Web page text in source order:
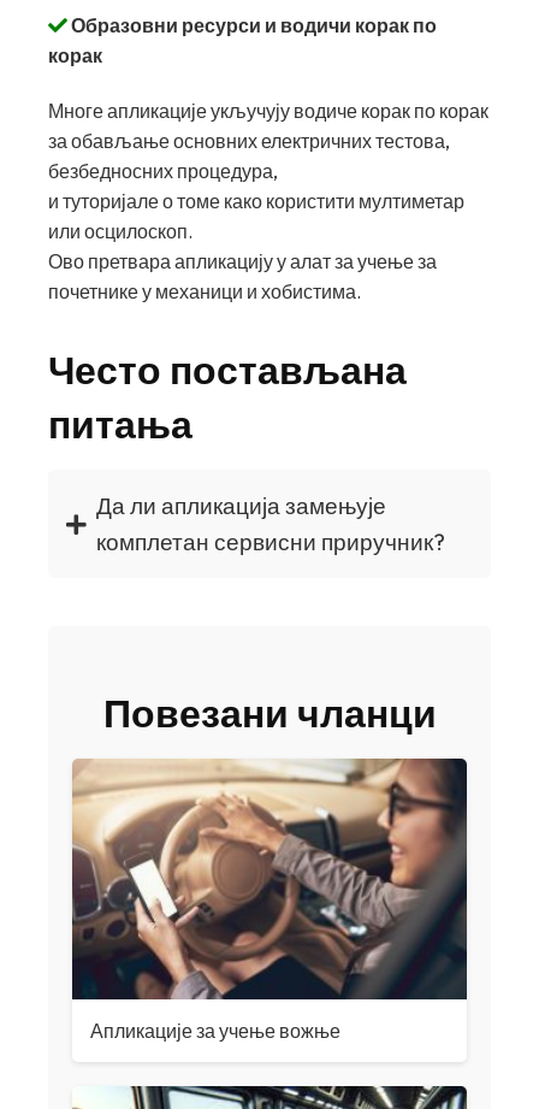
Образовни ресурси и водичи корак по
корак
Многе апликације укључују водиче корак по корак
за обављање основних електричних тестова,
безбедносних процедура,
и туторијале о томе како користити мултиметар
или осцилоскоп.
Ово претвара апликацију у алат за учење за
почетнике у механици и хобистима.
Често постављана
питања
Да ли апликација замењује
комплетан сервисни приручник?
Повезани чланци
Апликације за учење вожње